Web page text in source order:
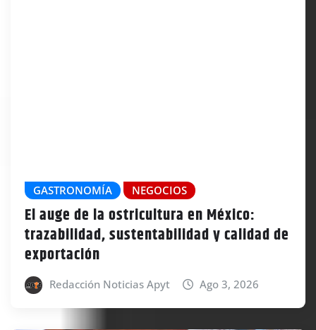
GASTRONOMÍA NEGOCIOS
El auge de la ostricultura en México:
trazabilidad, sustentabilidad y calidad de
exportación
Redacción Noticias Apyt Ago 3, 2026